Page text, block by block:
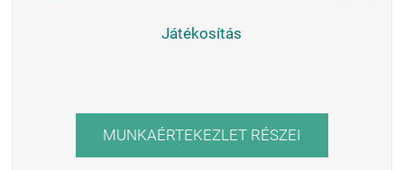
Játékosítás
MUNKAÉRTEKEZLET RÉSZEI